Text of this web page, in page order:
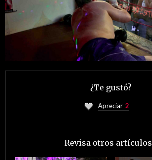
¿Te gustó?
Apreciar 2
Revisa otros artículos